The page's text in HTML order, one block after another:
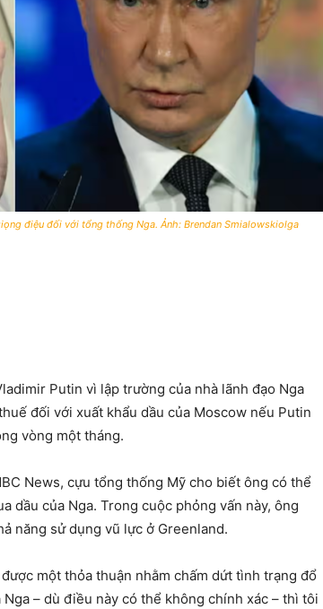
điệu đối với tổng thống Nga. Ảnh: Brendan Smialowskiolga
Putin vì lập trường của nhà lãnh đạo Nga
đối với xuất khẩu dầu của Moscow nếu Putin
vòng một tháng.
News, cựu tổng thống Mỹ cho biết ông có thể
dầu của Nga. Trong cuộc phỏng vấn này, ông
năng sử dụng vũ lực ở Greenland.
một thỏa thuận nhằm chấm dứt tình trạng đổ
– dù điều này có thể không chính xác – thì tôi